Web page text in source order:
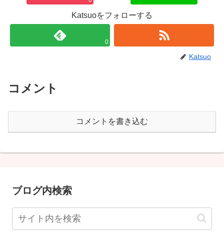
Katsuoをフォローする
0
Katsuo
コメント
コメントを書き込む
ブログ内検索